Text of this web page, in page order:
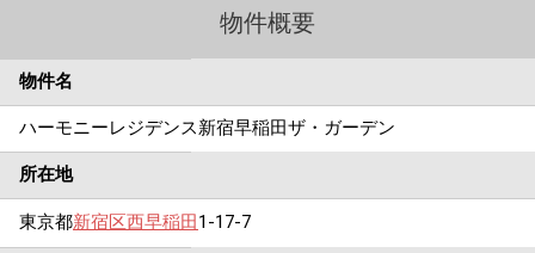
物件概要
物件名
ハーモニーレジデンス新宿早稲田ザ・ガーデン
所在地
東京都新宿区西早稲田1-17-7